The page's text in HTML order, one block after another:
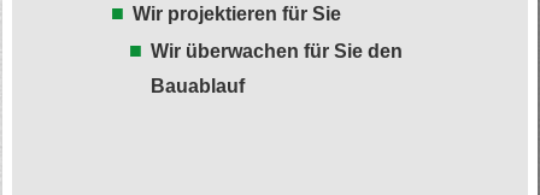
Wir projektieren für Sie
Wir überwachen für Sie den
Bauablauf